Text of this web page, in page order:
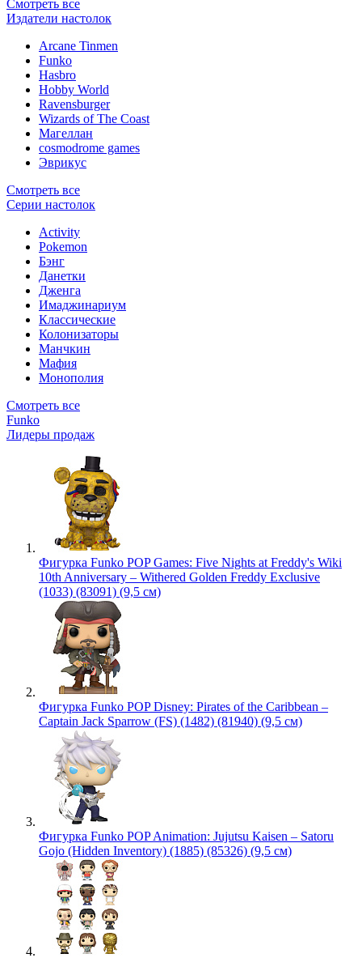
Смотреть все
Издатели настолок
Arcane Tinmen
Funko
Hasbro
Hobby World
Ravensburger
Wizards of The Coast
Магеллан
сosmodrome games
Эврикус
Смотреть все
Серии настолок
Activity
Pokemon
Бэнг
Данетки
Дженга
Имаджинариум
Классические
Колонизаторы
Манчкин
Мафия
Монополия
Смотреть все
Funko
Лидеры продаж
Фигурка Funko POP Games: Five Nights at Freddy's Wiki
10th Anniversary – Withered Golden Freddy Exclusive
(1033) (83091) (9,5 см)
Фигурка Funko POP Disney: Pirates of the Caribbean –
Captain Jack Sparrow (FS) (1482) (81940) (9,5 см)
Фигурка Funko POP Animation: Jujutsu Kaisen – Satoru
Gojo (Hidden Inventory) (1885) (85326) (9,5 см)